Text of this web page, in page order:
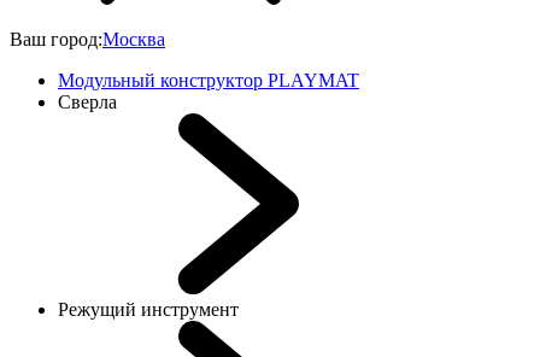
Ваш город:Москва
Модульный конструктор PLAYMAT
Сверла
Режущий инструмент